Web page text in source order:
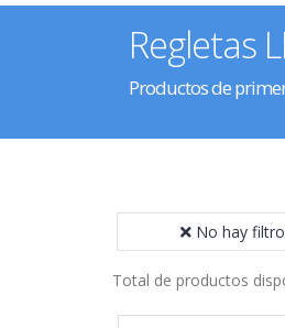
Regletas
Productos de
No hay
Total de productos